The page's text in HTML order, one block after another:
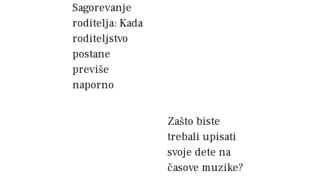
Sagorevanje
roditelja: Kada
roditeljstvo
postane
previše
naporno
Zašto biste
trebali upisati
svoje dete na
časove muzike?